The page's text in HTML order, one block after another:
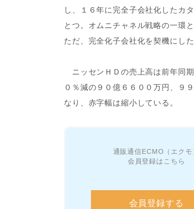
し、１６年に完全子会社化したカ
とつ。オムニチャネル戦略の一環
ただ、完全化子会社化を契機にし
ニッセンＨＤの売上高は前年同
０％減の９０億６６００万円、９
なり、赤字幅は縮小している。
通販通信ECMO（エクモ
会員登録はこちら
会員登録する